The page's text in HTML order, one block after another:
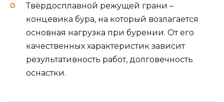
Твёрдосплавной режущей грани –
концевика бура, на который возлагается
основная нагрузка при бурении. От его
качественных характеристик зависит
результативность работ, долговечность
оснастки.